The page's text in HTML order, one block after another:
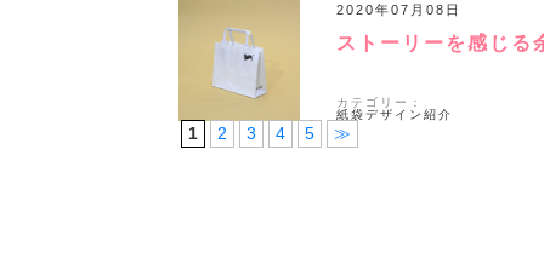
ストーリーを感じる
2020年07月08日
カテゴリー：
紙袋デザイン紹介
1 2 3 4 5 ≫